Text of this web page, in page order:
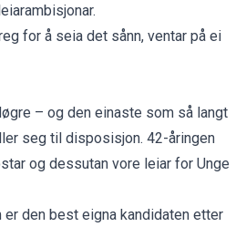
for å seia det sånn, ventar på ei
– og den einaste som så langt
seg til disposisjon. 42-åringen
og dessutan vore leiar for Unge
er den best eigna kandidaten etter